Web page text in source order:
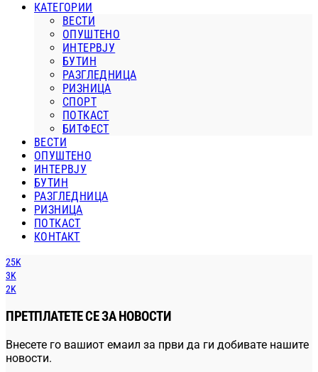
КАТЕГОРИИ
ВЕСТИ
ОПУШТЕНО
ИНТЕРВЈУ
БУТИН
РАЗГЛЕДНИЦА
РИЗНИЦА
СПОРТ
ПОТКАСТ
БИТФЕСТ
ВЕСТИ
ОПУШТЕНО
ИНТЕРВЈУ
БУТИН
РАЗГЛЕДНИЦА
РИЗНИЦА
ПОТКАСТ
КОНТАКТ
25K
3K
2K
ПРЕТПЛАТЕТЕ СЕ ЗА НОВОСТИ
Внесете го вашиот емаил за први да ги добивате нашите
новости.